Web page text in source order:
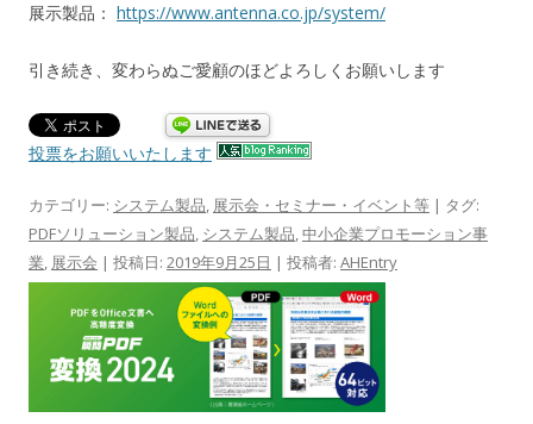
展示製品： https://www.antenna.co.jp/system/
引き続き、変わらぬご愛顧のほどよろしくお願いします
投票をお願いいたします
カテゴリー: システム製品, 展示会・セミナー・イベント等 | タグ:
PDFソリューション製品, システム製品,中小企業プロモーション事
業, 展示会 | 投稿日: 2019年9月25日 | 投稿者: AHEntry